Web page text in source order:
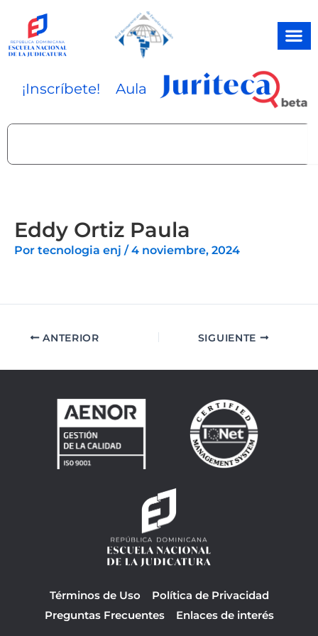
contenido
¡Inscríbete! Aula
Search
Eddy Ortiz Paula
Por tecnologia enj / 4 noviembre, 2024
ANTERIOR SIGUIENTE
Términos de Uso
Política de Privacidad
Preguntas Frecuentes
Enlaces de interés